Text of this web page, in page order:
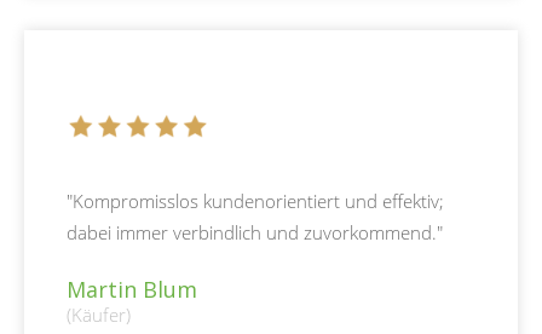
"Kompromisslos kundenorientiert und effektiv;
dabei immer verbindlich und zuvorkommend."
Martin Blum
(Käufer)